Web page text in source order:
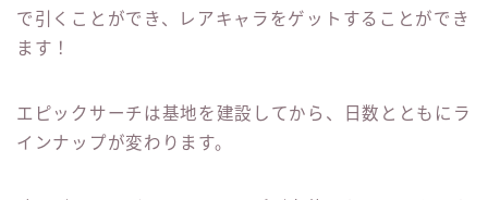
で引くことができ、レアキャラをゲットすることができ
ます！
エピックサーチは基地を建設してから、日数とともにラ
インナップが変わります。